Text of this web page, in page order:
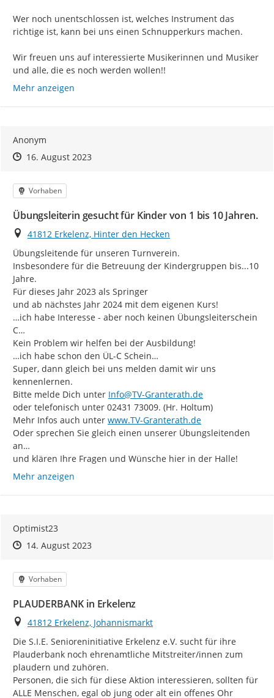
Wer noch unentschlossen ist, welches Instrument das
richtige ist, kann bei uns einen Schnupperkurs machen.
Wir freuen uns auf interessierte Musikerinnen und Musiker
und alle, die es noch werden wollen!!
Mehr anzeigen
Anonym
Zeitpunkt des Erstellens
Zeitpunkt des Erstellens
16. August 2023Zur Äußerung
Kategorie
Vorhaben
Übungsleiterin gesucht für Kinder von 1 bis 10 Jahren.
Ort
41812 Erkelenz, Hinter den Hecken
Übungsleitende für unseren Turnverein.
Insbesondere für die Betreuung der Kindergruppen bis...10
Jahre.
Für dieses Jahr 2023 als Springer
und ab nächstes Jahr 2024 mit dem eigenen Kurs!
…ich habe Interesse - aber noch keinen Übungsleiterschein
C…
Kein Problem wir helfen bei der Ausbildung!
…ich habe schon den ÜL-C Schein…
Super, dann gleich bei uns melden damit wir uns
kennenlernen.
Bitte melde Dich unter Info@TV-Granterath.de
oder telefonisch unter 02431 73009. (Hr. Holtum)
Mehr Infos auch unter http://
www.TV-Granterath.de
Oder sprechen Sie gleich einen unserer Übungsleitenden
an…
und klären Ihre Fragen und Wünsche hier in der Halle!
Mehr anzeigen
Optimist23
Zeitpunkt des Erstellens
Zeitpunkt des Erstellens
14. August 2023Zur Äußerung
Kategorie
Vorhaben
PLAUDERBANK in Erkelenz
Ort
41812 Erkelenz, Johannismarkt
Die S.I.E. Senioreninitiative Erkelenz e.V. sucht für ihre
Plauderbank noch ehrenamtliche Mitstreiter/innen zum
plaudern und zuhören.
Personen, die sich für diese Aktion interessieren, sollten für
ALLE Menschen, egal ob jung oder alt ein offenes Ohr